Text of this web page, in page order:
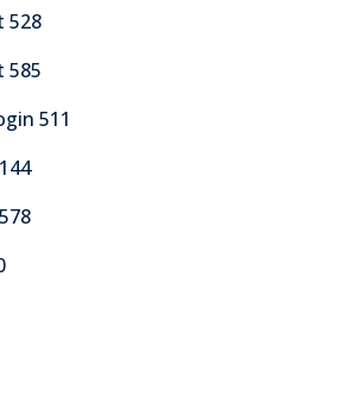
528
585
511